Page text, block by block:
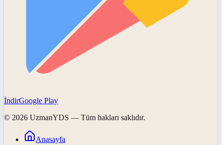
İndirGoogle Play
© 2026 UzmanYDS — Tüm hakları saklıdır.
Anasayfa